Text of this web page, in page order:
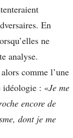
En
ne
analyse.
comme l’une
idéologie : «Je me
encore de
dont je me